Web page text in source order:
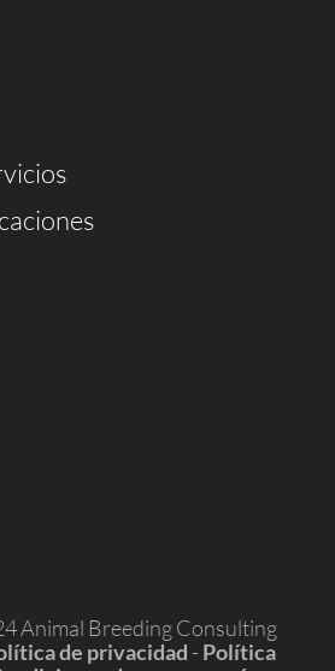
Animal Breeding Consulting
de privacidad - Política